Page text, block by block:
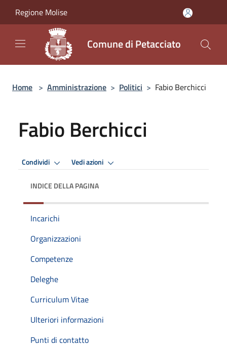
Regione Molise
Comune di Petacciato
Home > Amministrazione > Politici > Fabio Berchicci
Fabio Berchicci
Condividi Vedi azioni
INDICE DELLA PAGINA
Incarichi
Organizzazioni
Competenze
Deleghe
Curriculum Vitae
Ulteriori informazioni
Punti di contatto